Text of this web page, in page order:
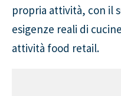
propria attività, con il
esigenze reali di
attività food retail.